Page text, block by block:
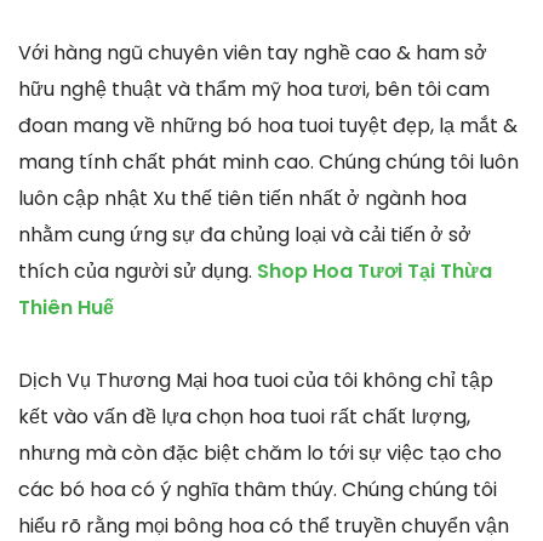
Với hàng ngũ chuyên viên tay nghề cao & ham sở
hữu nghệ thuật và thẩm mỹ hoa tươi, bên tôi cam
đoan mang về những bó hoa tuoi tuyệt đẹp, lạ mắt &
mang tính chất phát minh cao. Chúng chúng tôi luôn
luôn cập nhật Xu thế tiên tiến nhất ở ngành hoa
nhằm cung ứng sự đa chủng loại và cải tiến ở sở
thích của người sử dụng. Shop Hoa Tươi Tại Thừa
Thiên Huế
Dịch Vụ Thương Mại hoa tuoi của tôi không chỉ tập
kết vào vấn đề lựa chọn hoa tuoi rất chất lượng,
nhưng mà còn đặc biệt chăm lo tới sự việc tạo cho
các bó hoa có ý nghĩa thâm thúy. Chúng chúng tôi
hiểu rõ rằng mọi bông hoa có thể truyền chuyển vận